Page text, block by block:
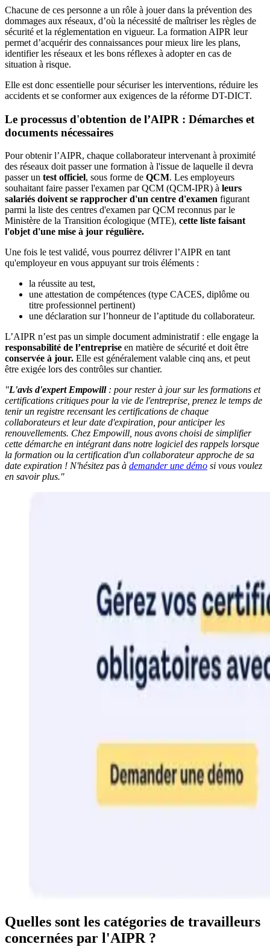
Chacune de ces personne a un rôle à jouer dans la prévention des
dommages aux réseaux, d’où la nécessité de maîtriser les règles de
sécurité et la réglementation en vigueur. La formation AIPR leur
permet d’acquérir des connaissances pour mieux lire les plans,
identifier les réseaux et les bons réflexes à adopter en cas de
situation à risque.
Elle est donc essentielle pour sécuriser les interventions, réduire les
accidents et se conformer aux exigences de la réforme DT-DICT.
Le processus d'obtention de l’AIPR : Démarches et
documents nécessaires
Pour obtenir l’AIPR, chaque collaborateur intervenant à proximité
des réseaux doit passer une formation à l'issue de laquelle il devra
passer un test officiel, sous forme de QCM. Les employeurs
souhaitant faire passer l'examen par QCM (QCM-IPR) à leurs
salariés doivent se rapprocher d'un centre d'examen figurant
parmi la liste des centres d'examen par QCM reconnus par le
Ministère de la Transition écologique (MTE), cette liste faisant
l'objet d'une mise à jour régulière.
Une fois le test validé, vous pourrez délivrer l’AIPR en tant
qu'employeur en vous appuyant sur trois éléments :
la réussite au test,
une attestation de compétences (type CACES, diplôme ou
titre professionnel pertinent)
une déclaration sur l’honneur de l’aptitude du collaborateur.
L’AIPR n’est pas un simple document administratif : elle engage la
responsabilité de l’entreprise en matière de sécurité et doit être
conservée à jour. Elle est généralement valable cinq ans, et peut
être exigée lors des contrôles sur chantier.
"L'avis d'expert Empowill: pour rester à jour sur les formations et
certifications critiques pour la vie de l'entreprise, prenez le temps de
tenir un registre recensant les certifications de chaque
collaborateurs et leur date d'expiration, pour anticiper les
renouvellements. Chez Empowill, nous avons choisi de simplifier
cette démarche en intégrant dans notre logiciel des rappels lorsque
la formation ou la certification d'un collaborateur approche de sa
date expiration ! N'hésitez pas à demander une démo si vous voulez
en savoir plus."
Quelles sont les catégories de travailleurs
concernées par l'AIPR ?